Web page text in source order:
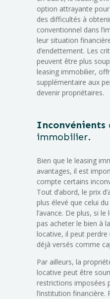
option attrayante
des difficultés à
conventionnel dans
leur situation
d’endettement. Les
peuvent être plus
leasing immobilier,
supplémentaire aux
devenir propriétaires.
Inconvénients
immobilier.
Bien que le leasing
avantages, il est
compte certains
Tout d’abord, le prix
plus élevé que celui
l’avance. De plus, si
pas acheter le bien à
locative, il peut
déjà versés comme
Par ailleurs, la
locative peut être
restrictions imposées
l’institution financière.